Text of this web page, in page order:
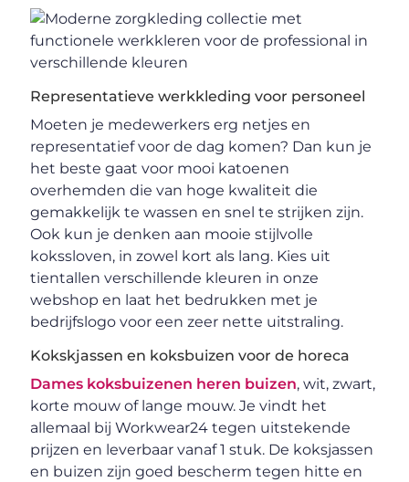
Representatieve werkkleding voor personeel
Moeten je medewerkers erg netjes en
representatief voor de dag komen? Dan kun je
het beste gaat voor mooi katoenen
overhemden die van hoge kwaliteit die
gemakkelijk te wassen en snel te strijken zijn.
Ook kun je denken aan mooie stijlvolle
kokssloven, in zowel kort als lang. Kies uit
tientallen verschillende kleuren in onze
webshop en laat het bedrukken met je
bedrijfslogo voor een zeer nette uitstraling.
Kokskjassen en koksbuizen voor de horeca
Dames koksbuizenen heren buizen, wit, zwart,
korte mouw of lange mouw. Je vindt het
allemaal bij Workwear24 tegen uitstekende
prijzen en leverbaar vanaf 1 stuk. De koksjassen
en buizen zijn goed bescherm tegen hitte en